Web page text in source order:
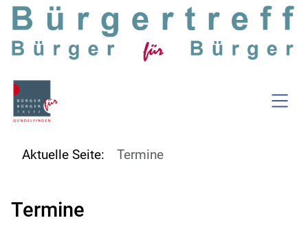
SKIP TO MAIN CONTENT
Aktuelle Seite: Termine
Termine